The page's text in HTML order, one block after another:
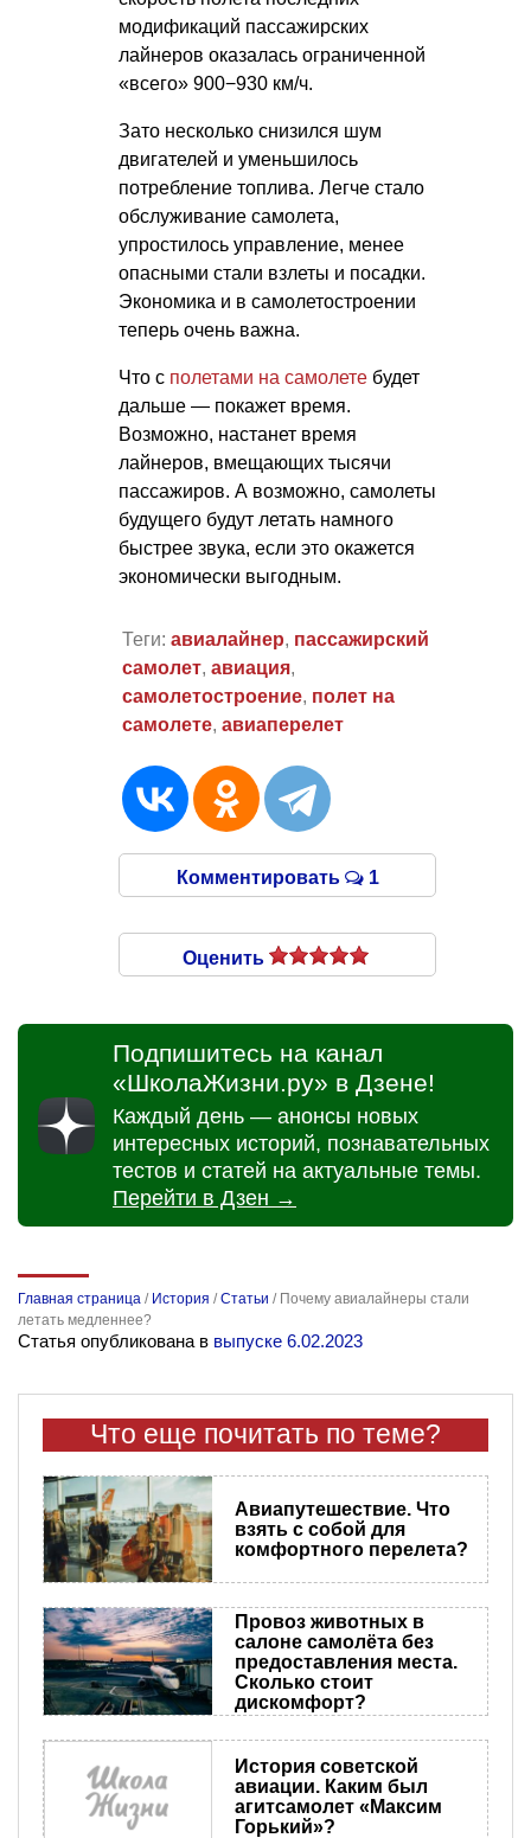
модификаций пассажирских
лайнеров оказалась ограниченной
«всего» 900−930 км/ч.
Зато несколько снизился шум
двигателей и уменьшилось
потребление топлива. Легче стало
обслуживание самолета,
упростилось управление, менее
опасными стали взлеты и посадки.
Экономика и в самолетостроении
теперь очень важна.
Что с полетами на самолете будет
дальше — покажет время.
Возможно, настанет время
лайнеров, вмещающих тысячи
пассажиров. А возможно, самолеты
будущего будут летать намного
быстрее звука, если это окажется
экономически выгодным.
Теги: авиалайнер, пассажирский
самолет, авиация,
самолетостроение, полет на
самолете, авиаперелет
Комментировать 1
Оценить
Подпишитесь на канал
«ШколаЖизни.ру» в Дзене!
Каждый день — анонсы новых
интересных историй, познавательных
тестов и статей на актуальные темы.
Перейти в Дзен →
Главная страница / История /Статьи / Почему авиалайнеры стали
летать медленнее?
Статья опубликована в выпуске 6.02.2023
Что еще почитать по теме?
Авиапутешествие. Что
взять с собой для
комфортного перелета?
Провоз животных в
салоне самолёта без
предоставления места.
Сколько стоит
дискомфорт?
История советской
авиации. Каким был
агитсамолет «Максим
Горький»?